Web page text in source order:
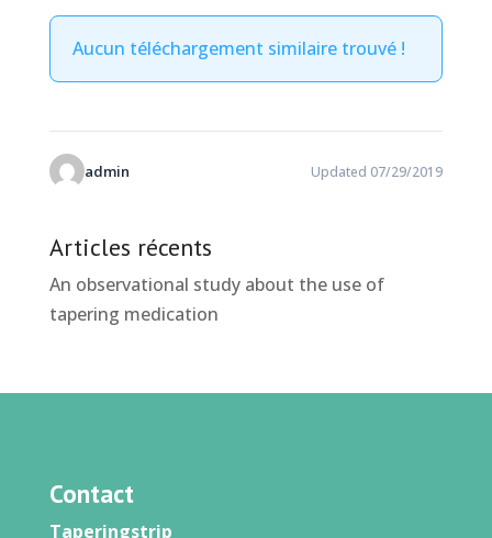
Aucun téléchargement similaire trouvé !
admin Updated 07/29/2019
Articles récents
An observational study about the use of
tapering medication
Contact
Taperingstrip